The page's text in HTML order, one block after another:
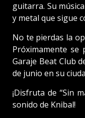
guitarra. Su
y metal que sigue
No te pierdas la
Próximamente se
Garaje Beat Club
de junio en su
¡Disfruta de “Sin
sonido de Knibal!